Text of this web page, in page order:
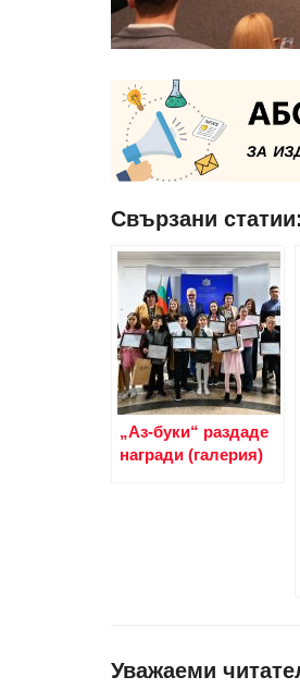
Свързани статии:
„Аз-буки“ раздаде
награди (галерия)
Уважаеми